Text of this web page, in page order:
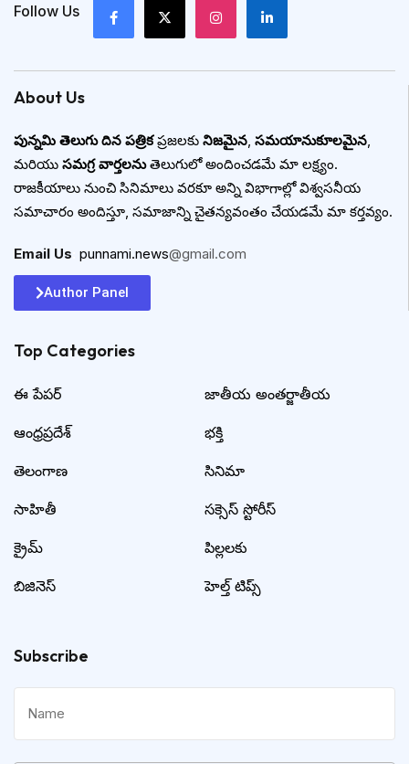
Follow Us
About Us
పున్నమి తెలుగు దిన పత్రికప్రజలకు నిజమైన, సమయానుకూలమైన,
మరియు సమగ్ర వార్తలనుతెలుగులో అందించడమే మా లక్ష్యం.
రాజకీయాలు నుంచి సినిమాలు వరకూ అన్ని విభాగాల్లో విశ్వసనీయ
సమాచారం అందిస్తూ, సమాజాన్ని చైతన్యవంతం చేయడమే మా కర్తవ్యం.
Email Us punnami.news@gmail.com
Author Panel
Top Categories​
ఈ పేపర్
ఆంధ్రప్రదేశ్
తెలంగాణ
సాహితీ
క్రైమ్
బిజినెస్
జాతీయ అంతర్జాతీయ
భక్తి
సినిమా
సక్సెస్ స్టోరీస్
పిల్లలకు
హెల్త్ టిప్స్
Subscribe